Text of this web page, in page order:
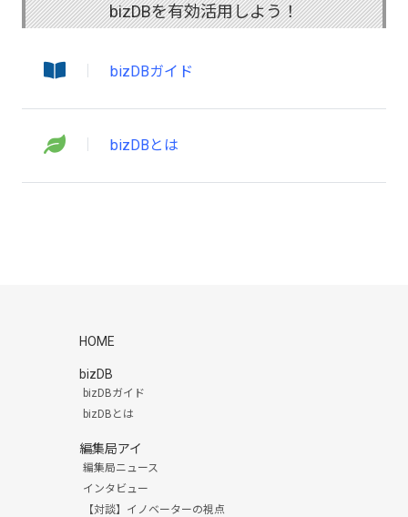
bizDBを有効活用しよう！
bizDBガイド
bizDBとは
HOME
bizDB
bizDBガイド
bizDBとは
編集局アイ
編集局ニュース
インタビュー
【対談】イノベーターの視点